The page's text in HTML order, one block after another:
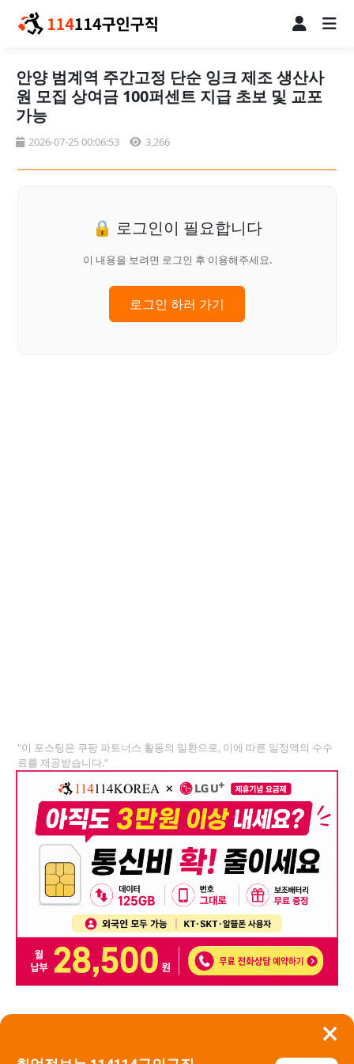
×
안양 범계역 주간고정 단순 잉크 제조 생산사
원 모집 상여금 100퍼센트 지급 초보 및 교포
가능
2026-07-25 00:06:53 3,266
🔒 로그인이 필요합니다
이 내용을 보려면 로그인 후 이용해주세요.
로그인 하러 가기
"이 포스팅은 쿠팡 파트너스 활동의 일환으로, 이에 따른 일정액의 수수
료를 제공받습니다."